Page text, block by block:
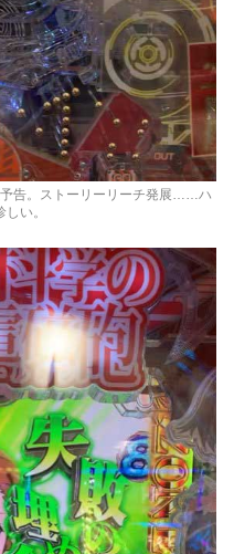
告。ストーリーリーチ発展……ハ
い。